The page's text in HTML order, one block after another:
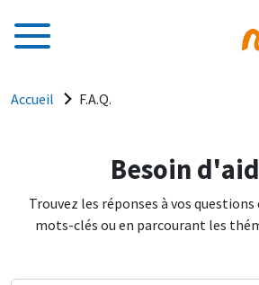
Fil d'Ariane
Accueil F.A.Q.
Besoin
Trouvez les réponses à vos
mots-clés ou en parcourant les